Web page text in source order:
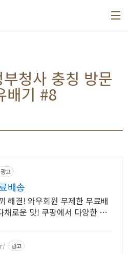
청사 충칭 방문
배기 #8
광고
배송
해결! 와우회원 무제한 무료배
로운 맛! 쿠팡에서 다양한 종
광고